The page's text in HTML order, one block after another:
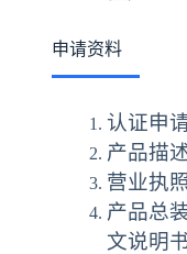
申请资料
认证申
产品描
营业执
产品总
文说明